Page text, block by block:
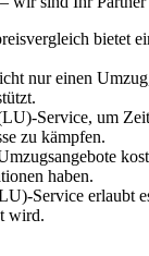
bietet
nur einen
Service, um
zu kämpfen.
haben.
Service
wird.